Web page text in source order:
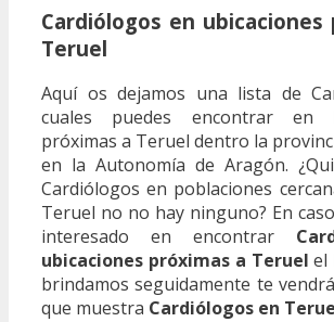
Cardiólogos en ubicaciones
Teruel
Aquí os dejamos una lista de
cuales puedes encontrar en
próximas a Teruel dentro la
en la Autonomía de Aragón.
Cardiólogos en poblaciones
Teruel no no hay ninguno? En
interesado en encontrar
ubicaciones próximas a Teruel el
brindamos seguidamente te
que muestra Cardiólogos en